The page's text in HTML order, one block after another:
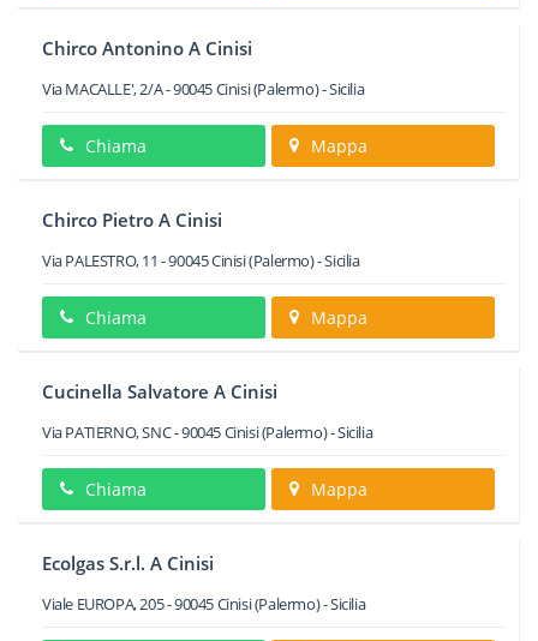
Chirco Antonino A Cinisi
Via MACALLE', 2/A-90045Cinisi(Palermo) -Sicilia
Chiama Mappa
Chirco Pietro A Cinisi
Via PALESTRO, 11 -90045Cinisi(Palermo) -Sicilia
Chiama Mappa
Cucinella Salvatore A Cinisi
Via PATIERNO, SNC-90045Cinisi(Palermo) -Sicilia
Chiama Mappa
Ecolgas S.r.l. A Cinisi
Viale EUROPA, 205-90045Cinisi(Palermo) -Sicilia